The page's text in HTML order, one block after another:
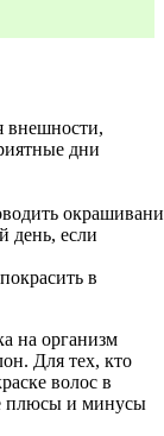
внешности,
дни
день, если
в
на организм
Для тех, кто
волос в
плюсы и минусы